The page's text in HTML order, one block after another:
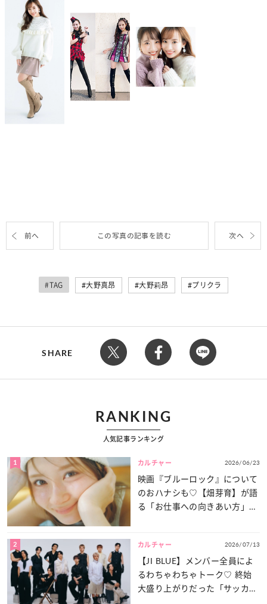
前へ この写真の記事を読む 次へ
#TAG 大野真昂 大野莉昂 プリクラ
SHARE
RANKING
人気記事ランキング
1 カルチャー 2026/06/23
映画『ブルーロック』について
のおハナシも♡【畑芽育】が語
る「お仕事への向きあい方」と
2 カルチャー 2026/07/13
【JI BLUE】メンバー全員によ
るわちゃわちゃトーク♡ 終始
大盛り上がりだった「サッカー